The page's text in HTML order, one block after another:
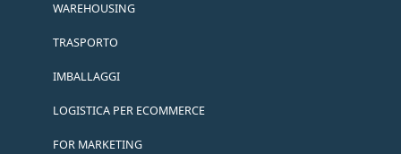
WAREHOUSING
TRASPORTO
IMBALLAGGI
LOGISTICA PER ECOMMERCE
FOR MARKETING